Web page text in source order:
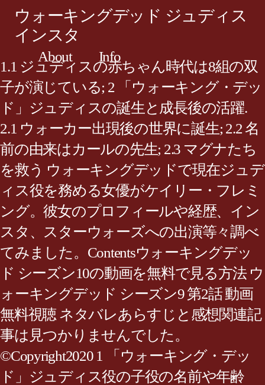
ウォーキングデッド ジュディス
インスタ
About Info
1.1 ジュディスの赤ちゃん時代は8組の双
子が演じている; 2 「ウォーキング・デッ
ド」ジュディスの誕生と成長後の活躍.
2.1 ウォーカー出現後の世界に誕生; 2.2 名
前の由来はカールの先生; 2.3 マグナたち
を救う ウォーキングデッドで現在ジュデ
ィス役を務める女優がケイリー・フレミ
ング。彼女のプロフィールや経歴、イン
スタ、スターウォーズへの出演等々調べ
てみました。Contentsウォーキングデッ
ド シーズン10の動画を無料で見る方法 ウ
ォーキングデッド シーズン9 第2話 動画
無料視聴 ネタバレあらすじと感想関連記
事は見つかりませんでした。
©Copyright2020 1 「ウォーキング・デッ
ド」ジュディス役の子役の名前や年齢